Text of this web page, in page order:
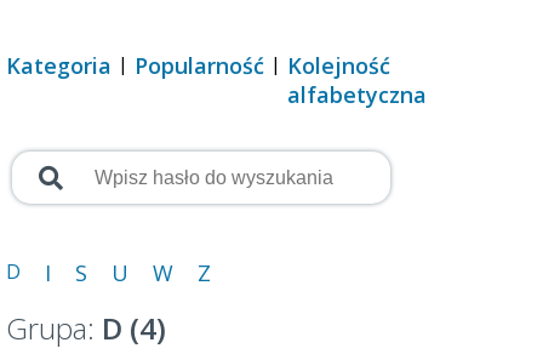
Kategoria Popularność
Kolejność
alfabetyczna
D I S U W Z
Grupa: D (4)